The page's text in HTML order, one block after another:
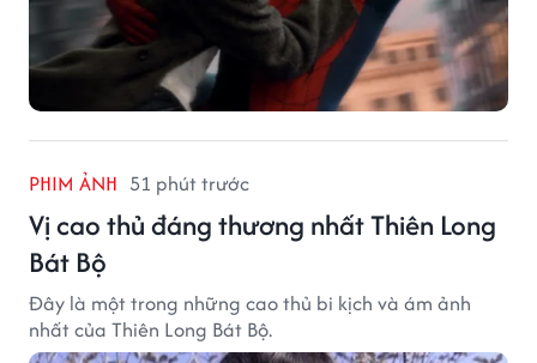
PHIM ẢNH 51 phút trước
Vị cao thủ đáng thương nhất Thiên Long
Bát Bộ
Đây là một trong những cao thủ bi kịch và ám ảnh
nhất của Thiên Long Bát Bộ.